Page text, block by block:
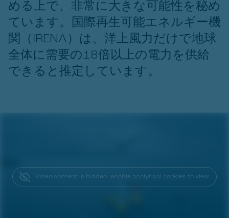
める上で、非常に大きな可能性を秘め
ています。国際再生可能エネルギー機
関（IRENA）は、洋上風力だけで地球
全体に需要の18倍以上の電力を供給
できると推定しています。
Video content is hidden, enable analytical cookies to view.